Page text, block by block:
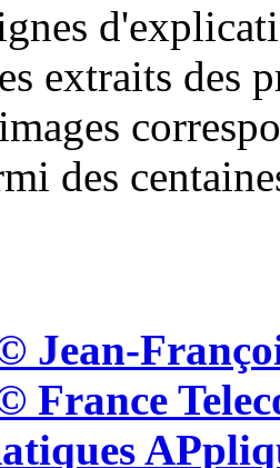
extraits des
des
Jean-
France